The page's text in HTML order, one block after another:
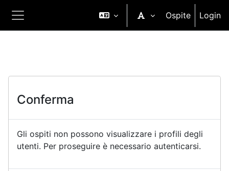
Pannello laterale
Ospite Login
Conferma
Gli ospiti non possono visualizzare i profili degli
utenti. Per proseguire è necessario autenticarsi.